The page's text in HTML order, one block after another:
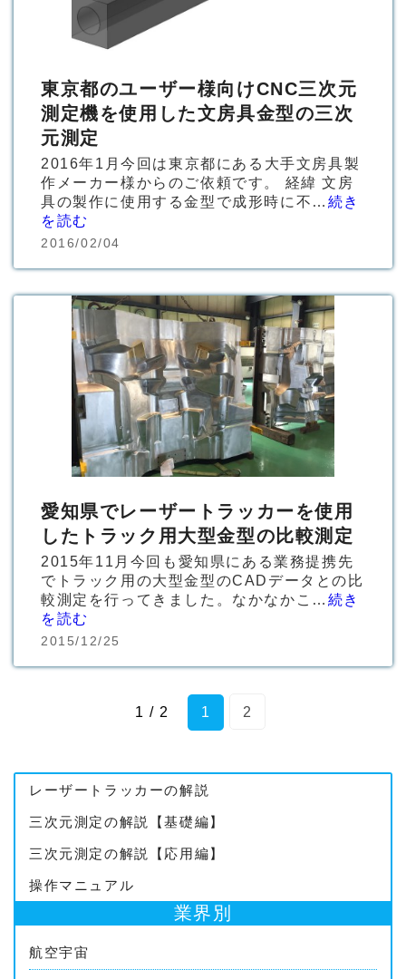
東京都のユーザー様向けCNC三次元
測定機を使用した文房具金型の三次
元測定
2016年1月今回は東京都にある大手文房具製
作メーカー様からのご依頼です。 経緯 文房
具の製作に使用する金型で成形時に不… 続き
を読む
2016/02/04
愛知県でレーザートラッカーを使用
したトラック用大型金型の比較測定
2015年11月今回も愛知県にある業務提携先
でトラック用の大型金型のCADデータとの比
較測定を行ってきました。なかなかこ… 続き
を読む
2015/12/25
1 / 2 1 2
レーザートラッカーの解説
三次元測定の解説【基礎編】
三次元測定の解説【応用編】
操作マニュアル
業界別
航空宇宙